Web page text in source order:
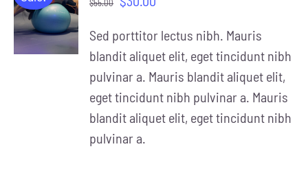
CART
DETAILS
$55.00
Sed porttitor lectus nibh. Mauris
blandit aliquet elit, eget tincidunt nibh
pulvinar a. Mauris blandit aliquet elit,
eget tincidunt nibh pulvinar a. Mauris
blandit aliquet elit, eget tincidunt nibh
pulvinar a.